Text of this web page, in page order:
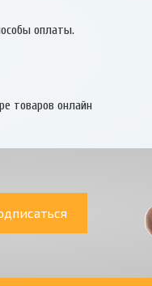
оплаты.
товаров онлайн